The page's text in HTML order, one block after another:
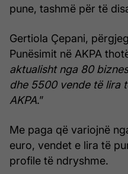
pune, tashmë për të
Gertiola Çepani,
Punësimit në AKPA
aktualisht nga 80
dhe 5500 vende të lira
AKPA.”
Me paga që variojnë
euro, vendet e lira të
profile të ndryshme.